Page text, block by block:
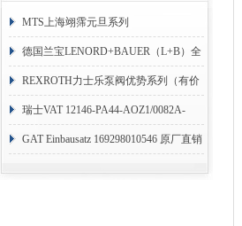
MTS上海翊霈元旦系列
RHM3050MR081A01
德国兰宝LENORD+BAUER（L+B）全
系列编码器
REXROTH力士乐泵阀优势系列（有价
目表）
瑞士VAT 12146-PA44-AOZ1/0082A-
1173938
GAT Einbausatz 169298010546 原厂直销